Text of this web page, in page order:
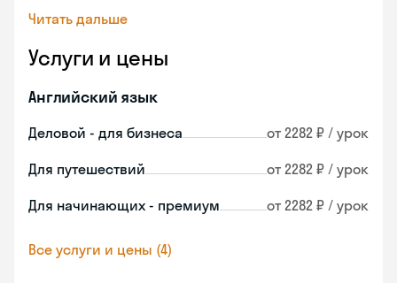
Читать дальше
Услуги и цены
Английский язык
Деловой - для бизнеса от 2282 ₽ / урок
Для путешествий от 2282 ₽ / урок
Для начинающих - премиум от 2282 ₽ / урок
Все услуги и цены (4)